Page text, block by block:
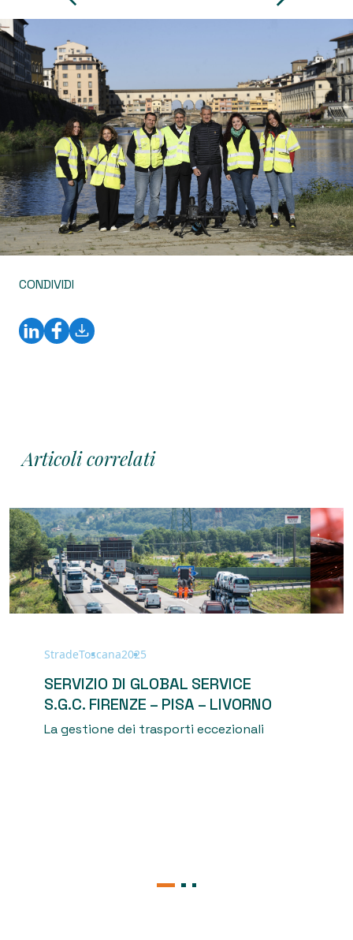
CONDIVIDI
Articoli correlati
StradeToscana2025
SERVIZIO DI GLOBAL SERVICE
S.G.C. FIRENZE – PISA – LIVORNO
La gestione dei trasporti eccezionali